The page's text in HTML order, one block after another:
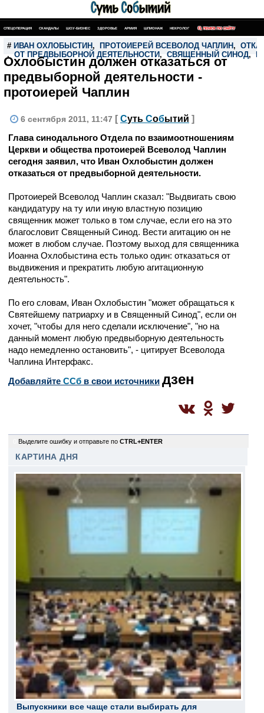
СПЕЦОПЕРАЦИЯ СКАНДАЛЫ ШОУ-БИЗНЕС ЗДОРОВЬЕ АРМИЯ ШПИОНАЖ НЕКРОЛОГ ПОИСК ПО САЙТУ
# ИВАН ОХЛОБЫСТИН , ПРОТОИЕРЕЙ ВСЕВОЛОД ЧАПЛИН ,
, ОТ ПРЕДВЫБОРНОЙ ДЕЯТЕЛЬНОСТИ, СВЯЩЕННЫЙ СИНОД,
Охлобыстин должен отказаться от
предвыборной деятельности -
протоиерей Чаплин
6 сентября 2011, 11:47 [ Суть Событий ]
Глава синодального Отдела по взаимоотношениям
Церкви и общества протоиерей Всеволод Чаплин
сегодня заявил, что Иван Охлобыстин должен
отказаться от предвыборной деятельности.
Протоиерей Всеволод Чаплин сказал: "Выдвигать свою
кандидатуру на ту или иную властную позицию
священник может только в том случае, если его на это
благословит Священный Синод. Вести агитацию он не
может в любом случае. Поэтому выход для священника
Иоанна Охлобыстина есть только один: отказаться от
выдвижения и прекратить любую агитационную
деятельность".
По его словам, Иван Охлобыстин "может обращаться к
Святейшему патриарху и в Священный Синод", если он
хочет, "чтобы для него сделали исключение", "но на
данный момент любую предвыборную деятельность
надо немедленно остановить", - цитирует Всеволода
Чаплина Интерфакс.
Добавляйте CСб в свои источники дзен
Выделите ошибку и отправьте по CTRL+ENTER
КАРТИНА ДНЯ
Выпускники все чаще стали выбирать для